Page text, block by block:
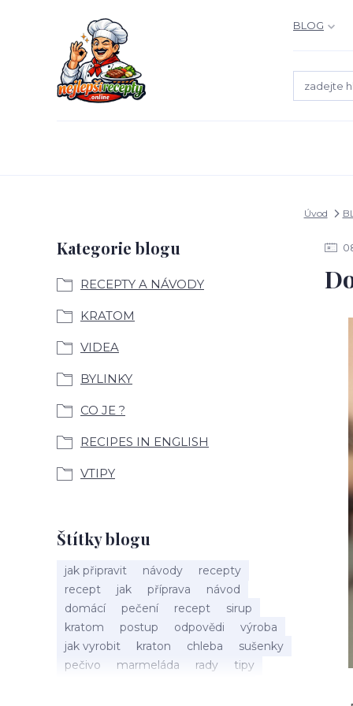
BLOG
Úvod
Kategorie blogu
RECEPTY A NÁVODY
KRATOM
VIDEA
BYLINKY
CO JE ?
RECIPES IN ENGLISH
VTIPY
Štítky blogu
jak připravit návody
recepty
recept
jak příprava
návod
domácí
pečení recept
sirup
kratom
postup odpovědi
výroba
jak vyrobit
kraton chleba
sušenky
pečivo
marmeláda rady
tipy